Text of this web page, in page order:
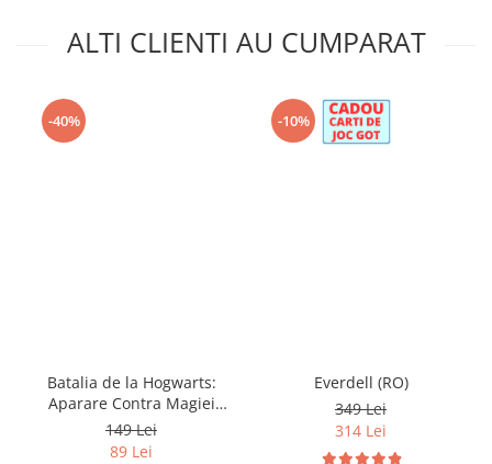
ALTI CLIENTI AU CUMPARAT
-40%
Batalia de la Hogwarts:
Aparare Contra Magiei
Negre (RO)
149 Lei
89 Lei
-10%
Everdell (RO)
349 Lei
314 Lei